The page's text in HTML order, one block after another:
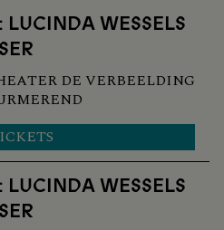
LUCINDA WESSELS
DE VERBEELDING
LUCINDA WESSELS